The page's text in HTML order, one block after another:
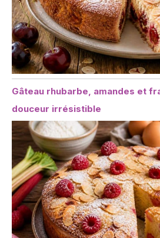
Gâteau rhubarbe, amandes et
douceur irrésistible